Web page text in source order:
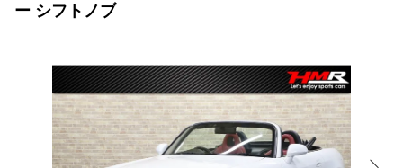
ー シフトノブ